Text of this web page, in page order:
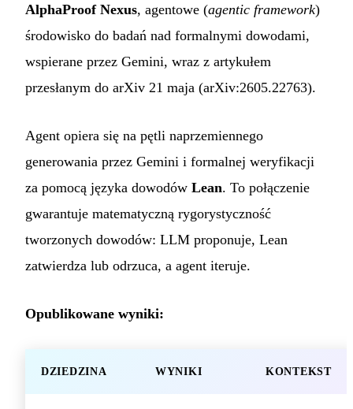
AlphaProof Nexus, agentowe (agentic framework)
środowisko do badań nad formalnymi dowodami,
wspierane przez Gemini, wraz z artykułem
przesłanym do arXiv 21 maja (arXiv:2605.22763).
Agent opiera się na pętli naprzemiennego
generowania przez Gemini i formalnej weryfikacji
za pomocą języka dowodów Lean. To połączenie
gwarantuje matematyczną rygorystyczność
tworzonych dowodów: LLM proponuje, Lean
zatwierdza lub odrzuca, a agent iteruje.
Opublikowane wyniki:
DZIEDZINA WYNIKI KONTEKST